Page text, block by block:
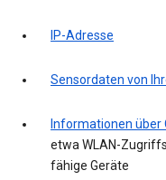
IP-Adresse
Sensordaten von
Informationen über
etwa WLAN-
fähige Geräte